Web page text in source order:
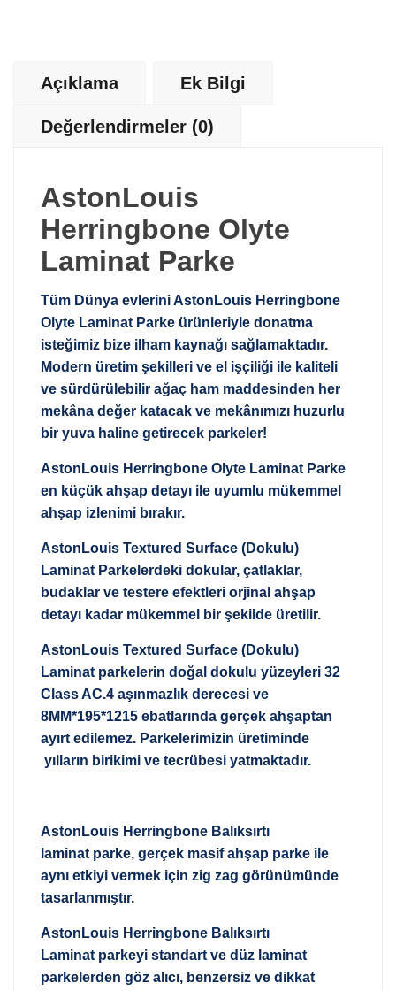
Açıklama Ek Bilgi
Değerlendirmeler (0)
AstonLouis
Herringbone Olyte
Laminat Parke
Tüm Dünya evlerini AstonLouis Herringbone
Olyte Laminat Parke ürünleriyle donatma
isteğimiz bize ilham kaynağı sağlamaktadır.
Modern üretim şekilleri ve el işçiliği ile kaliteli
ve sürdürülebilir ağaç ham maddesinden her
mekâna değer katacak ve mekânımızı huzurlu
bir yuva haline getirecek parkeler!
AstonLouis Herringbone Olyte Laminat Parke
en küçük ahşap detayı ile uyumlu mükemmel
ahşap izlenimi bırakır.
AstonLouis Textured Surface (Dokulu)
Laminat Parkelerdeki dokular, çatlaklar,
budaklar ve testere efektleri orjinal ahşap
detayı kadar mükemmel bir şekilde üretilir.
AstonLouis Textured Surface (Dokulu)
Laminat parkelerin doğal dokulu yüzeyleri 32
Class AC.4 aşınmazlık derecesi ve
8MM*195*1215 ebatlarında gerçek ahşaptan
ayırt edilemez. Parkelerimizin üretiminde
yılların birikimi ve tecrübesi yatmaktadır.
AstonLouis Herringbone Balıksırtı
laminat parke, gerçek masif ahşap parke ile
aynı etkiyi vermek için zig zag görünümünde
tasarlanmıştır.
AstonLouis Herringbone Balıksırtı
Laminat parkeyi standart ve düz laminat
parkelerden göz alıcı, benzersiz ve dikkat